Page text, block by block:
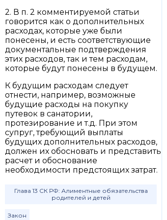
2. В п. 2 комментируемой статьи
говорится как о дополнительных
расходах, которые уже были
понесены, и есть соответствующие
документальные подтверждения
этих расходов, так и тем расходам,
которые будут понесены в будущем.
К будущим расходам следует
отнести, например, возможные
будущие расходы на покупку
путевок в санатории,
протезирование и т.д. При этом
супруг, требующий выплаты
будущих дополнительных расходов,
должен их обосновать и представить
расчет и обоснование
необходимости предстоящих затрат.
Глава 13 СК РФ: Алиментные обязательства
родителей и детей
Закон